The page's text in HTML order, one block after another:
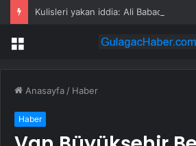
Menü
Anasayfa / Haber
Haber